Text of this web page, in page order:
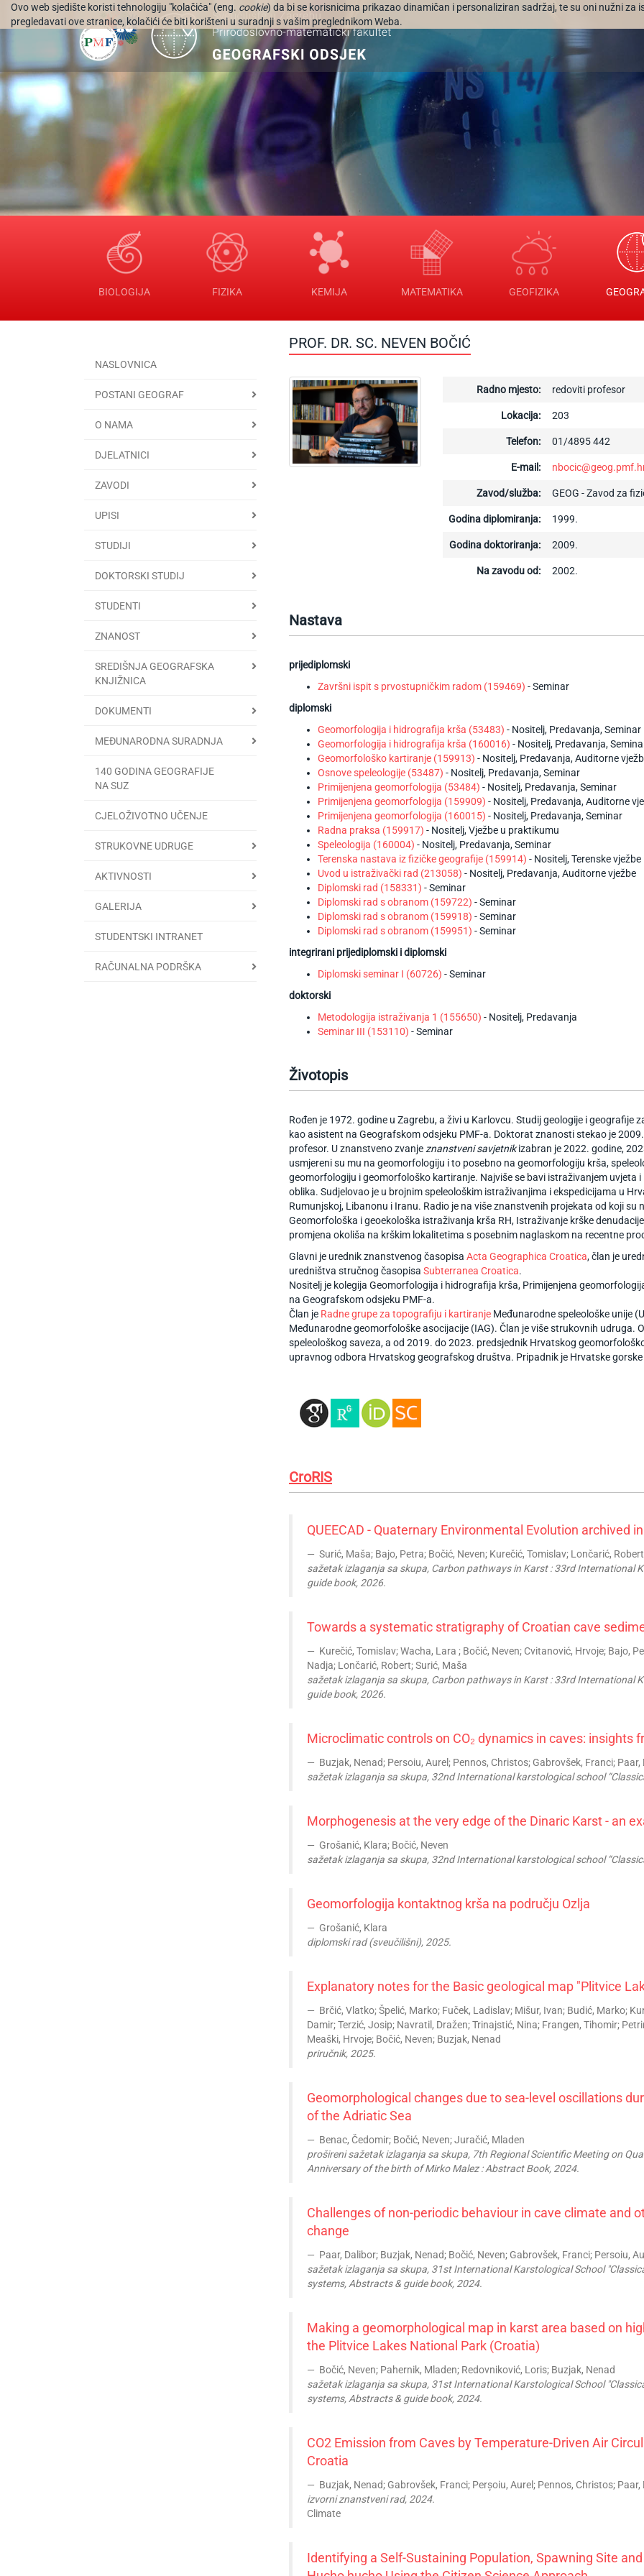
Ovo web sjedište koristi tehnologiju "kolačića" (eng. cookie) da bi se korisnicima prikazao dinamičan i personaliziran sadržaj, te su oni nužni za
pregledavati ove stranice, kolačići će biti korišteni u suradnji s vašim preglednikom Weba.
BIOLOGIJA FIZIKA KEMIJA MATEMATIKA GEOFIZIKA
NASLOVNICA
POSTANI GEOGRAF
O NAMA
DJELATNICI
ZAVODI
UPISI
STUDIJI
DOKTORSKI STUDIJ
STUDENTI
ZNANOST
SREDIŠNJA GEOGRAFSKA
KNJIŽNICA
DOKUMENTI
MEĐUNARODNA SURADNJA
140 GODINA GEOGRAFIJE
NA SUZ
CJELOŽIVOTNO UČENJE
STRUKOVNE UDRUGE
AKTIVNOSTI
GALERIJA
STUDENTSKI INTRANET
RAČUNALNA PODRŠKA
PROF. DR. SC. NEVEN BOČIĆ
Radno mjesto: redoviti profesor
Lokacija: 203
Telefon: 01/4895 442
E-mail:
Zavod/služba: GEOG - Zavod za
Godina diplomiranja: 1999.
Godina doktoriranja: 2009.
Na zavodu od: 2002.
Nastava
prijediplomski
Završni ispit s prvostupničkim radom (159469) - Seminar
diplomski
Geomorfologija i hidrografija krša (53483) - Nositelj, Predavanja, Seminar
Geomorfologija i hidrografija krša (160016) - Nositelj, Predavanja,
Geomorfološko kartiranje (159913) - Nositelj, Predavanja, Auditorne
Osnove speleologije (53487) - Nositelj, Predavanja, Seminar
Primijenjena geomorfologija (53484) - Nositelj, Predavanja, Seminar
Primijenjena geomorfologija (159909) - Nositelj, Predavanja, Auditorne
Primijenjena geomorfologija (160015) - Nositelj, Predavanja, Seminar
Radna praksa (159917) - Nositelj, Vježbe u praktikumu
Speleologija (160004) - Nositelj, Predavanja, Seminar
Terenska nastava iz fizičke geografije (159914) - Nositelj, Terenske vježbe
Uvod u istraživački rad (213058) - Nositelj, Predavanja, Auditorne vježbe
Diplomski rad (158331) - Seminar
Diplomski rad s obranom (159722) - Seminar
Diplomski rad s obranom (159918) - Seminar
Diplomski rad s obranom (159951) - Seminar
integrirani prijediplomski i diplomski
Diplomski seminar I (60726) - Seminar
doktorski
Metodologija istraživanja 1 (155650) - Nositelj, Predavanja
Seminar III (153110) - Seminar
Životopis
Rođen je 1972. godine u Zagrebu, a živi u Karlovcu. Studij geologije i geografije
kao asistent na Geografskom odsjeku PMF-a. Doktorat znanosti stekao je
profesor. U znanstveno zvanje znanstveni savjetnikizabran je 2022. godine,
usmjereni su mu na geomorfologiju i to posebno na geomorfologiju krša,
geomorfologiju i geomorfološko kartiranje. Najviše se bavi istraživanjem uvjeta
oblika. Sudjelovao je u brojnim speleološkim istraživanjima i ekspedicijama u
Rumunjskoj, Libanonu i Iranu. Radio je na više znanstvenih projekata od koji su
Geomorfološka i geoekološka istraživanja krša RH, Istraživanje krške
promjena okoliša na krškim lokalitetima s posebnim naglaskom na recentne
Glavni je urednik znanstvenog časopisa Acta Geographica Croatica, član je
uredništva stručnog časopisa Subterranea Croatica.
Nositelj je kolegija Geomorfologija i hidrografija krša, Primijenjena
na Geografskom odsjeku PMF-a.
Član je Radne grupe za topografiju i kartiranje Međunarodne speleološke unije
Međunarodne geomorfološke asocijacije (IAG). Član je više strukovnih udruga.
speleološkog saveza, a od 2019. do 2023. predsjednik Hrvatskog
upravnog odbora Hrvatskog geografskog društva. Pripadnik je Hrvatske
CroRIS
QUEECAD - Quaternary Environmental Evolution archived
Surić, Maša; Bajo, Petra; Bočić, Neven; Kurečić, Tomislav; Lončarić,
sažetak izlaganja sa skupa, Carbon pathways in Karst : 33rd International
guide book, 2026.
Towards a systematic stratigraphy of Croatian cave
Kurečić, Tomislav; Wacha, Lara ; Bočić, Neven; Cvitanović, Hrvoje; Bajo,
Nadja; Lončarić, Robert; Surić, Maša
sažetak izlaganja sa skupa, Carbon pathways in Karst : 33rd International
guide book, 2026.
Microclimatic controls on CO₂ dynamics in caves: insights
Buzjak, Nenad; Persoiu, Aurel; Pennos, Christos; Gabrovšek, Franci; Paar,
sažetak izlaganja sa skupa, 32nd International karstological school
Morphogenesis at the very edge of the Dinaric Karst - an
Grošanić, Klara; Bočić, Neven
sažetak izlaganja sa skupa, 32nd International karstological school
Geomorfologija kontaktnog krša na području Ozlja
Grošanić, Klara
diplomski rad (sveučilišni), 2025.
Explanatory notes for the Basic geological map "Plitvice
Brčić, Vlatko; Špelić, Marko; Fuček, Ladislav; Mišur, Ivan; Budić, Marko;
Damir; Terzić, Josip; Navratil, Dražen; Trinajstić, Nina; Frangen, Tihomir;
Meaški, Hrvoje; Bočić, Neven; Buzjak, Nenad
priručnik, 2025.
Geomorphological changes due to sea-level oscillations
of the Adriatic Sea
Benac, Čedomir; Bočić, Neven; Juračić, Mladen
prošireni sažetak izlaganja sa skupa, 7th Regional Scientific Meeting on
Anniversary of the birth of Mirko Malez : Abstract Book, 2024.
Challenges of non-periodic behaviour in cave climate and
change
Paar, Dalibor; Buzjak, Nenad; Bočić, Neven; Gabrovšek, Franci; Persoiu,
sažetak izlaganja sa skupa, 31st International Karstological School
systems, Abstracts & guide book, 2024.
Making a geomorphological map in karst area based on
the Plitvice Lakes National Park (Croatia)
Bočić, Neven; Pahernik, Mladen; Redovniković, Loris; Buzjak, Nenad
sažetak izlaganja sa skupa, 31st International Karstological School
systems, Abstracts & guide book, 2024.
CO2 Emission from Caves by Temperature-Driven Air
Croatia
Buzjak, Nenad; Gabrovšek, Franci; Perșoiu, Aurel; Pennos, Christos; Paar,
izvorni znanstveni rad, 2024.
Climate
Identifying a Self-Sustaining Population, Spawning Site